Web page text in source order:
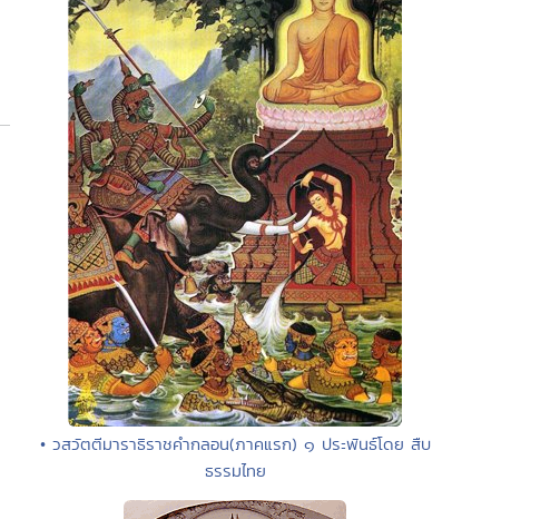
• วสวัตตีมาราธิราชคำกลอน(ภาคแรก) ๑ ประพันธ์โดย สืบ
ธรรมไทย